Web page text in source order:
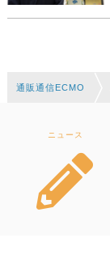
通販通信ECMO
ニュース